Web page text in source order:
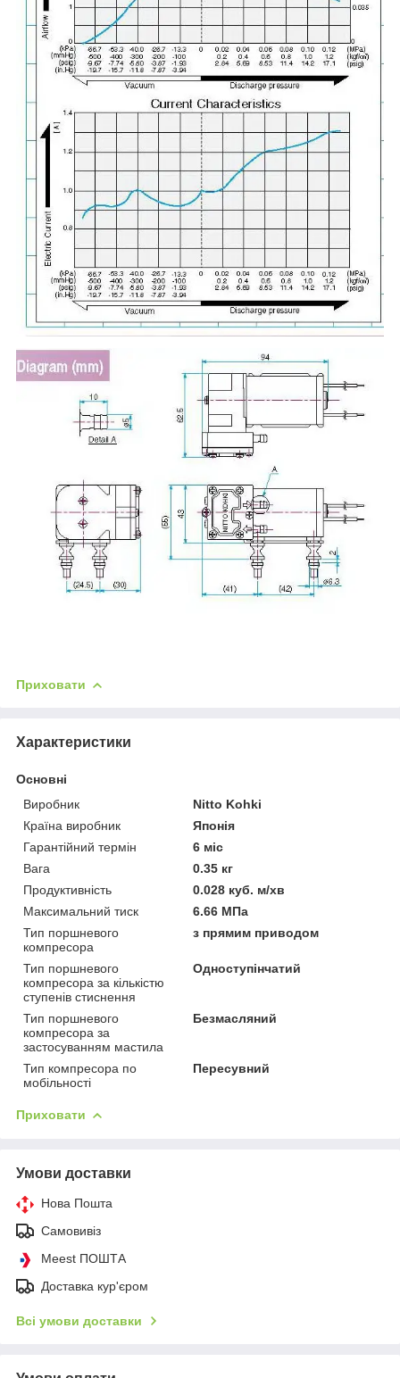
Приховати
Характеристики
Основні
Виробник
Nitto Kohki
Країна виробник
Японія
Гарантійний термін
6 міс
Вага
0.35 кг
Продуктивність
0.028 куб. м/хв
Максимальний тиск
6.66 МПа
Тип поршневого
компресора
з прямим приводом
Тип поршневого
компресора за кількістю
ступенів стиснення
Одноступінчатий
Тип поршневого
компресора за
застосуванням мастила
Безмасляний
Тип компресора по
мобільності
Пересувний
Приховати
Умови доставки
Нова Пошта
Самовивіз
Meest ПОШТА
Доставка кур'єром
Всі умови доставки